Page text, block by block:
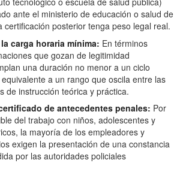
ante el ministerio de educación o salud de
certificación posterior tenga peso legal real.
carga horaria mínima: En términos
que gozan de legitimidad
una duración no menor a un ciclo
a un rango que oscila entre las
de instrucción teórica y práctica.
de antecedentes penales: Por
del trabajo con niños, adolescentes y
la mayoría de los empleadores y
exigen la presentación de una constancia
por las autoridades policiales